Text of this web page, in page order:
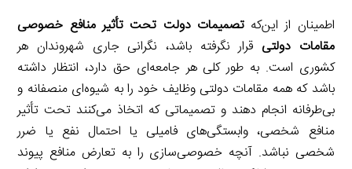
اطمینان از این‌کهتصمیمات دولت تحت تأثیر منافع خصوصی
مقامات دولتی قرار نگرفته باشد، نگرانی جاری شهروندان هر
کشوری است. به طور کلی هر جامعه‌ای حق دارد، انتظار داشته
باشد که همه مقامات دولتی وظایف خود را به شیوه‌ای منصفانه و
بی‌طرفانه انجام دهند و تصمیماتی که اتخاذ می‌کنند تحت تأثیر
منافع شخصی، وابستگی‌های فامیلی یا احتمال نفع یا ضرر
شخصی نباشد. آنچه خصوصی‌سازی را به تعارض منافع پیوند